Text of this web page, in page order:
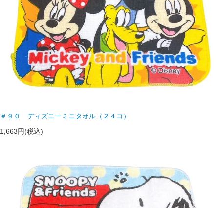
＃９０ ディズニーミニタオル（２４コ）
1,663円(税込)